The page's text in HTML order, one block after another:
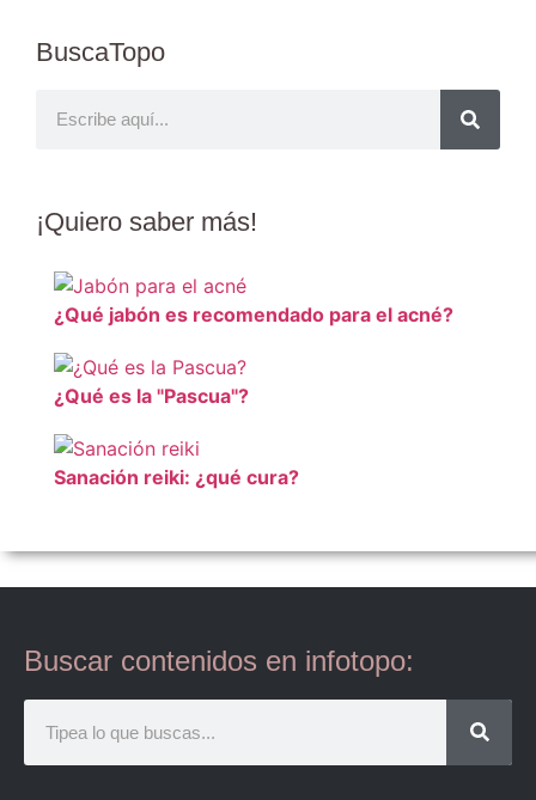
BuscaTopo
¡Quiero saber más!
¿Qué jabón es recomendado para el acné?
¿Qué es la "Pascua"?
Sanación reiki: ¿qué cura?
Buscar contenidos en infotopo: